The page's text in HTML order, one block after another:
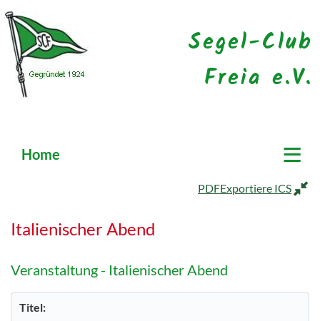
Segel-Club
Freia e.V.
Home ≡
PDFExportiere ICS
Italienischer Abend
Veranstaltung - Italienischer Abend
Titel: